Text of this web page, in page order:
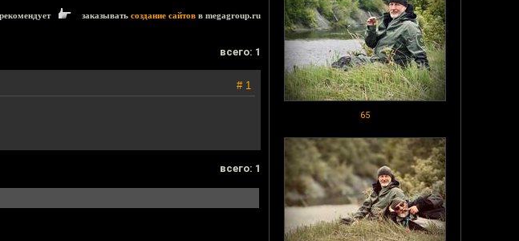
65
заказывать создание сайтов в megagroup.ru
всего: 1
# 1
всего: 1